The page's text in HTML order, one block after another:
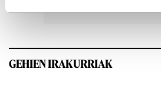
GEHIEN IRAKURRIAK